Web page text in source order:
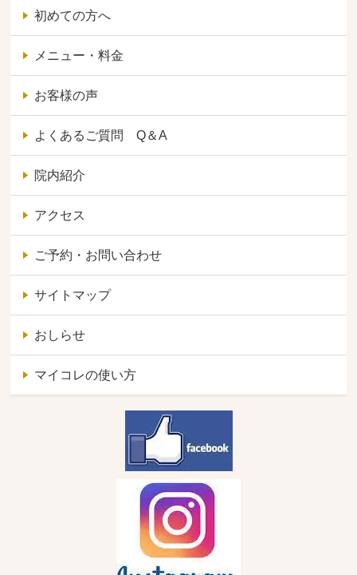
初めての方へ
メニュー・料金
お客様の声
よくあるご質問 Q＆A
院内紹介
アクセス
ご予約・お問い合わせ
サイトマップ
おしらせ
マイコレの使い方